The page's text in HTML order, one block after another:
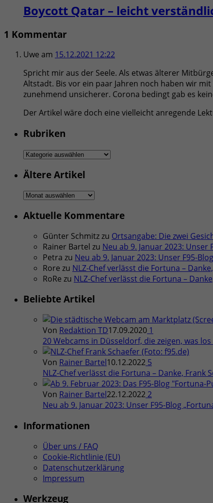
Boycott Qatar – leicht
1 Kommentar
Uwe am 15.12.2021 12:22
Spricht mir aus der Seele. Als etwas älterer
Altstadt. Bis vor ein paar Jahren noch haben wir
zunehmend unsicherer. Corona bedingt gab es
Der Artikel wäre doch eine vielleicht anregende
Rubriken
Rubriken
Ältere Artikel
Ältere
Aktuelle Kommentare
Günter Schmitzzu Ortsangabe: Die zwei
Rainer Bartel zu Neu ab 9. Januar 2023: Unser
Petra zu Neu ab 9. Januar 2023: Unser F95-
Rore zu NLZ-Chef verlässt die Fortuna –
RoRe zu NLZ-Chef verlässt die Fortuna –
Beliebte Artikel
Von Redaktion TD17.09.2020 1
20 Webcams in Düsseldorf, die zeigen, was
Von Rainer Bartel10.12.2022 5
NLZ-Chef verlässt die Fortuna – Danke,
Von Rainer Bartel22.12.2022 2
Neu ab 9. Januar 2023: Unser F95-Blog
Informationen
Über uns / FAQ
Cookie-Richtlinie (EU)
Datenschutzerklärung
Impressum
Werkzeug